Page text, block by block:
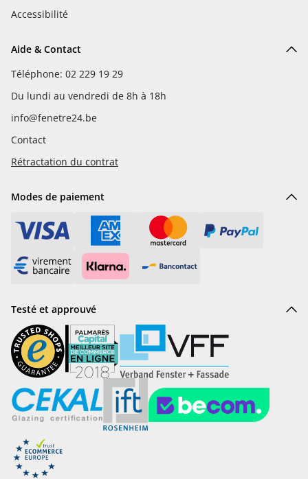
Accessibilité
Aide & Contact
Téléphone: 02 229 19 29
Du lundi au vendredi de 8h à 18h
info@fenetre24.be
Contact
Rétractation du contrat
Modes de paiement
Testé et approuvé